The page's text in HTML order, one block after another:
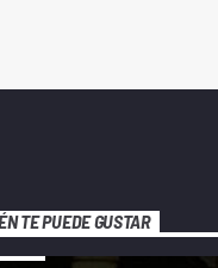
TE PUEDE GUSTAR